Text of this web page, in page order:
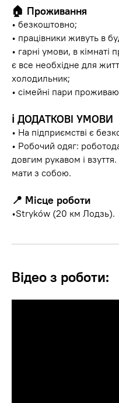
🏠 Проживання
• безкоштовно;
• працівники живуть в
• гарні умови, в
є все необхідне для
холодильник;
• сімейні пари
ℹ️ ДОДАТКОВІ УМОВИ
• На підприємстві є
• Робочий одяг:
довгим рукавом і
мати з собою.
📍 Місце роботи
•Stryków (20 км Лодзь).
Відео з роботи: